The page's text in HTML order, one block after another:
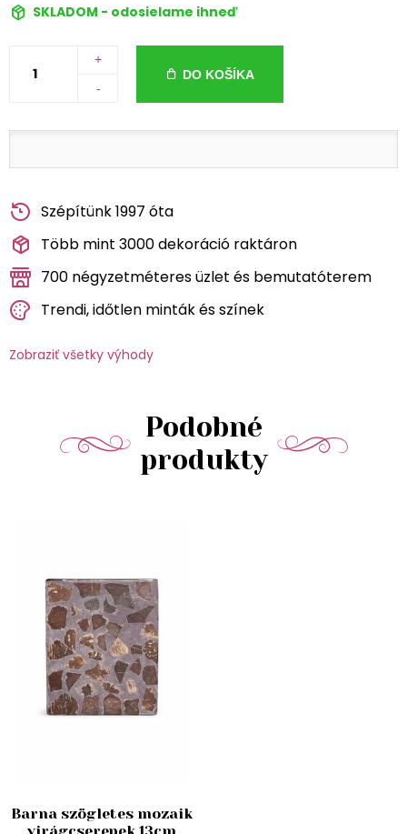
SKLADOM - odosielame ihneď
+
-
DO KOŠÍKA
Szépítünk 1997 óta
Több mint 3000 dekoráció raktáron
700 négyzetméteres üzlet és bemutatóterem
Trendi, időtlen minták és színek
Zobraziť všetky výhody
Podobné
produkty
Barna szögletes mozaik